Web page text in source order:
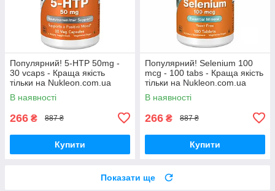
Популярний! 5-HTP 50mg -
30 vcaps - Краща якість
тільки на Nukleon.com.ua
В наявності
266 ₴ 887 ₴
Купити
Популярний! Selenium 100
mcg - 100 tabs - Краща якість
тільки на Nukleon.com.ua
В наявності
266 ₴ 887 ₴
Купити
Показати ще